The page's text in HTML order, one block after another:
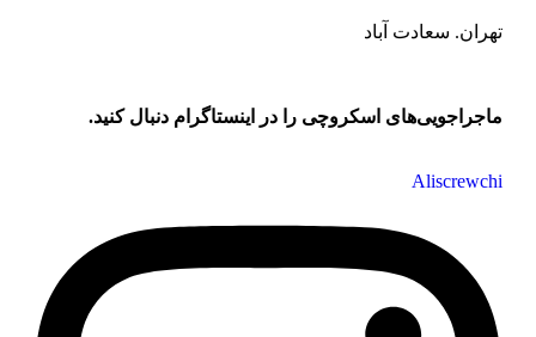
تهران. سعادت آباد
ماجراجویی‌های اسکروچی را در اینستاگرام دنبال کنید.
Aliscrewchi